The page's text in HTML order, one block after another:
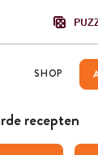
SHOP
recepten